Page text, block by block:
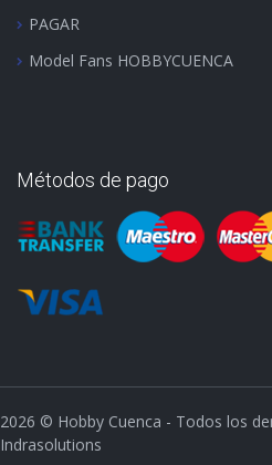
PAGAR
Model Fans HOBBYCUENCA
Métodos de pago
2026 © Hobby Cuenca - Todos los
Indrasolutions